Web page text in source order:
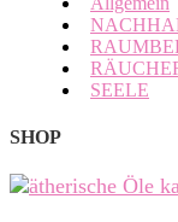
SEELE
SHOP